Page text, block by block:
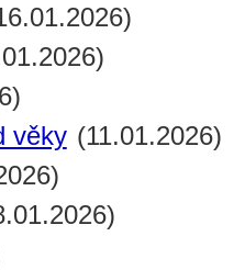
věky (11.01.2026)